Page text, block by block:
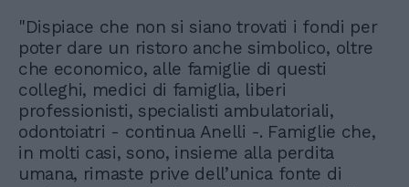
"Dispiace che non si siano trovati i fondi per
poter dare un ristoro anche simbolico, oltre
che economico, alle famiglie di questi
colleghi, medici di famiglia, liberi
professionisti, specialisti ambulatoriali,
odontoiatri - continua Anelli -. Famiglie che,
in molti casi, sono, insieme alla perdita
umana, rimaste prive dell’unica fonte di